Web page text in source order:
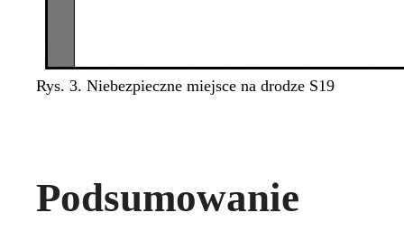
Rys. 3. Niebezpieczne miejsce na drodze S19
Podsumowanie